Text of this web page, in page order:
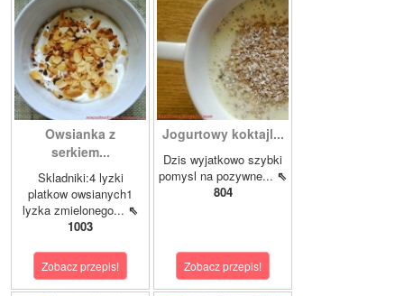
Owsianka z
serkiem...
Skladniki:4 lyzki
platkow owsianych1
lyzka zmielonego... ⇖
1003
Zobacz przepis!
Jogurtowy koktajl...
Dzis wyjatkowo szybki
pomysl na pozywne... ⇖
804
Zobacz przepis!